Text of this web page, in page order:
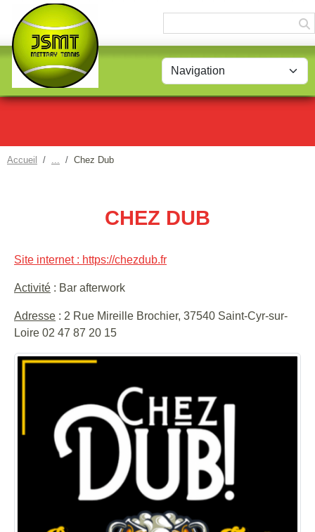
Accueil Chez Dub
CHEZ DUB
Site internet : https://chezdub.fr
Activité : Bar afterwork
Adresse : 2 Rue Mireille Brochier, 37540 Saint-Cyr-sur-
Loire 02 47 87 20 15
Panneau de gestion des cookies